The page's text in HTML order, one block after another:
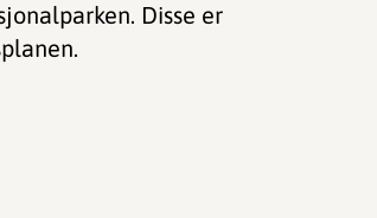
Disse er